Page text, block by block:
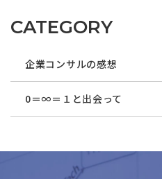
CATEGORY
企業コンサルの感想
0＝∞＝１と出会って